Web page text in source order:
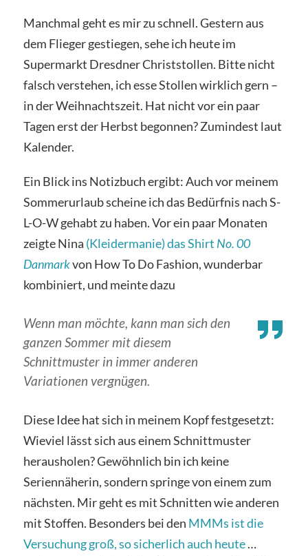
Manchmal geht es mir zu schnell. Gestern aus
dem Flieger gestiegen, sehe ich heute im
Supermarkt Dresdner Christstollen. Bitte nicht
falsch verstehen, ich esse Stollen wirklich gern –
in der Weihnachtszeit. Hat nicht vor ein paar
Tagen erst der Herbst begonnen? Zumindest laut
Kalender.
Ein Blick ins Notizbuch ergibt: Auch vor meinem
Sommerurlaub scheine ich das Bedürfnis nach S-
L-O-W gehabt zu haben. Vor ein paar Monaten
zeigte Nina (Kleidermanie) das Shirt No. 00
Danmarkvon How To Do Fashion, wunderbar
kombiniert, und meinte dazu
Wenn man möchte, kann man sich den
ganzen Sommer mit diesem
Schnittmuster in immer anderen
Variationen vergnügen.
Diese Idee hat sich in meinem Kopf festgesetzt:
Wieviel lässt sich aus einem Schnittmuster
herausholen? Gewöhnlich bin ich keine
Seriennäherin, sondern springe von einem zum
nächsten. Mir geht es mit Schnitten wie anderen
mit Stoffen. Besonders bei den MMMs ist die
Versuchung groß, so sicherlich auch heute…